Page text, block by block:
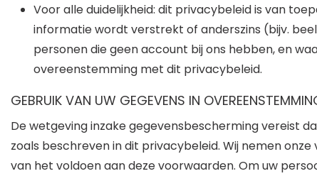
Voor alle duidelijkheid: dit privacybeleid is van
informatie wordt verstrekt of anderszins (bijv.
personen die geen account bij ons hebben, en
overeenstemming met dit privacybeleid.
GEBRUIK VAN UW GEGEVENS IN
De wetgeving inzake gegevensbescherming vereist
zoals beschreven in dit privacybeleid. Wij nemen
van het voldoen aan deze voorwaarden. Om uw